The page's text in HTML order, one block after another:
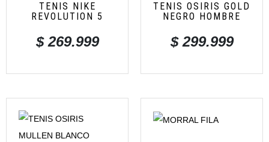
TENIS NIKE
REVOLUTION 5
$269.999
TENIS OSIRIS GOLD
NEGRO HOMBRE
$299.999